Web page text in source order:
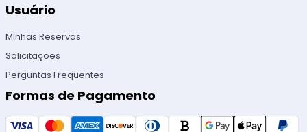
Usuário
Minhas Reservas
Solicitações
Perguntas Frequentes
Formas de Pagamento